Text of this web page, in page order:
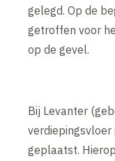
gelegd. Op de
getroffen voor
op de gevel.
Bij Levanter
geplaatst.